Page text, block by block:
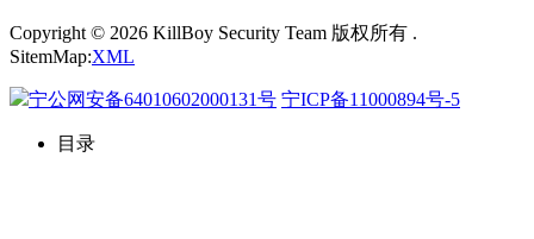
Copyright © 2026 KillBoy Security Team 版权所有 .
SitemMap:XML
宁公网安备64010602000131号 宁ICP备11000894号-5
目录